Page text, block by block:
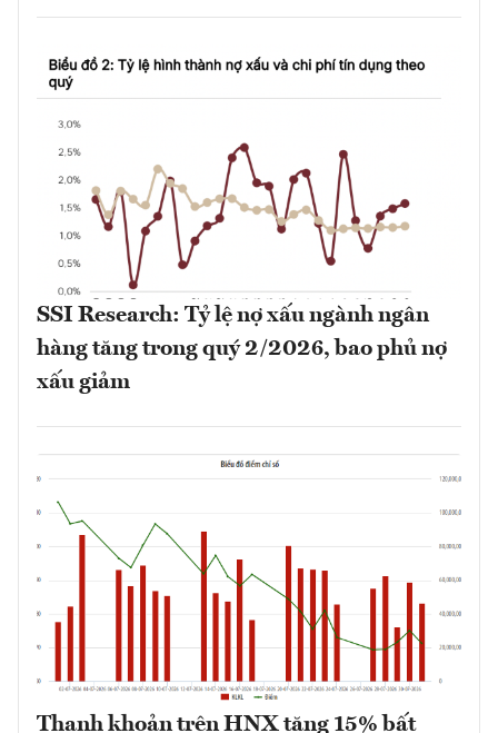
SSI Research: Tỷ lệ nợ xấu ngành ngân
hàng tăng trong quý 2/2026, bao phủ nợ
xấu giảm
Thanh khoản trên HNX tăng 15% bất